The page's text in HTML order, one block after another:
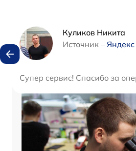
Куликов Никита
Источник – Яндекс
Супер сервис! Спасибо за
Наши